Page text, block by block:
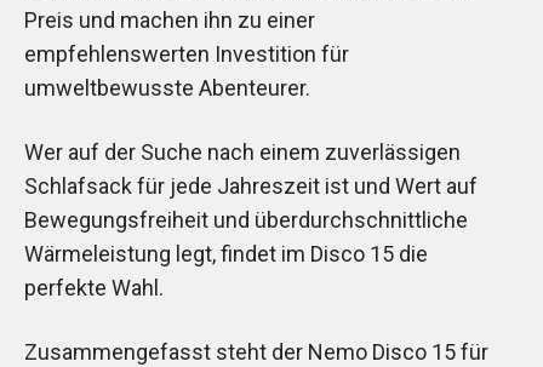
Preis und machen ihn zu einer
empfehlenswerten Investition für
umweltbewusste Abenteurer.
Wer auf der Suche nach einem zuverlässigen
Schlafsack für jede Jahreszeit ist und Wert auf
Bewegungsfreiheit und überdurchschnittliche
Wärmeleistung legt, findet im Disco 15 die
perfekte Wahl.
Zusammengefasst steht der Nemo Disco 15 für